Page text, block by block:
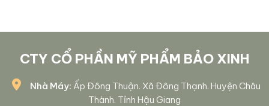
CTY CỔ PHẦN MỸ PHẨM BẢO XINH
Nhà Máy: Ấp Đông Thuận. Xã Đông Thạnh. Huyện Châu
Thành. Tỉnh Hậu Giang